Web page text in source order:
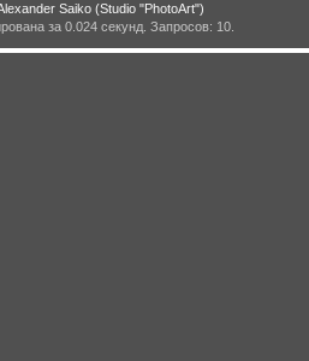
Saiko (Studio "PhotoArt")
за 0.024 секунд. Запросов: 10.